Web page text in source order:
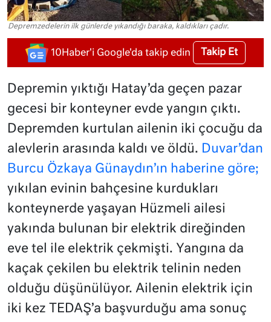
Depremzedelerin ilk günlerde yıkandığı baraka, kaldıkları çadır.
10Haber'i Google'da takip edin Takip Et
Depremin yıktığı Hatay’da geçen pazar
gecesi bir konteyner evde yangın çıktı.
Depremden kurtulan ailenin iki çocuğu da
alevlerin arasında kaldı ve öldü. Duvar’dan
Burcu Özkaya Günaydın’ın haberine göre;
yıkılan evinin bahçesine kurdukları
konteynerde yaşayan Hüzmeli ailesi
yakında bulunan bir elektrik direğinden
eve tel ile elektrik çekmişti. Yangına da
kaçak çekilen bu elektrik telinin neden
olduğu düşünülüyor. Ailenin elektrik için
iki kez TEDAŞ’a başvurduğu ama sonuç